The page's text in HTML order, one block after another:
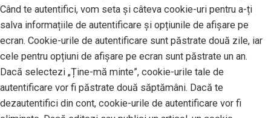
Când te autentifici, vom seta și câteva cookie-uri pentru a-ți
salva informațiile de autentificare și opțiunile de afișare pe
ecran. Cookie-urile de autentificare sunt păstrate două zile, iar
cele pentru opțiuni de afișare pe ecran sunt păstrate un an.
Dacă selectezi „Ține-mă minte”, cookie-urile tale de
autentificare vor fi păstrate două săptămâni. Dacă te
dezautentifici din cont, cookie-urile de autentificare vor fi